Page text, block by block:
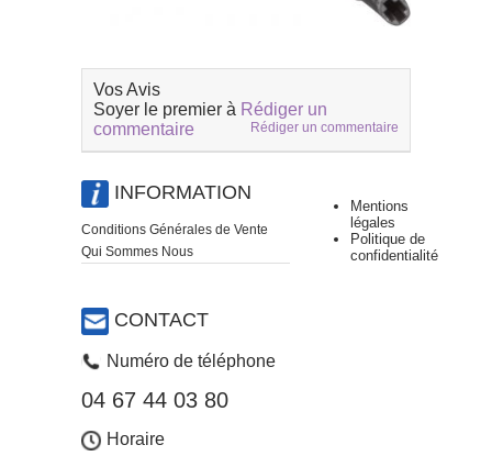
Vos Avis
Soyer le premier à Rédiger un
commentaire
Rédiger un commentaire
INFORMATION
Conditions Générales de Vente
Qui Sommes Nous
CONTACT
Numéro de téléphone
04 67 44 03 80
Horaire
Mentions
légales
Politique de
confidentialité